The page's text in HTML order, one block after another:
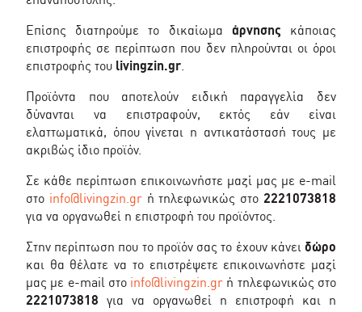
Επίσης διατηρούμε το δικαίωμα άρνησης κάποιας
επιστροφής σε περίπτωση που δεν πληρούνται οι όροι
επιστροφής του livingzin.gr.
Προϊόντα που αποτελούν ειδική παραγγελία δεν
δύνανται να επιστραφούν, εκτός εάν είναι
ελαττωματικά, όπου γίνεται η αντικατάστασή τους με
ακριβώς ίδιο προϊόν.
Σε κάθε περίπτωση επικοινωνήστε μαζί μας με e-mail
στο info@livingzin.grή τηλεφωνικώς στο 2221073818
για να οργανωθεί η επιστροφή του προϊόντος.
Στην περίπτωση που το προϊόν σας το έχουν κάνει δώρο
και θα θέλατε να το επιστρέψετε επικοινωνήστε μαζί
μας με e-mail στο info@livingzin.gr ή τηλεφωνικώς στο
2221073818 για να οργανωθεί η επιστροφή και η